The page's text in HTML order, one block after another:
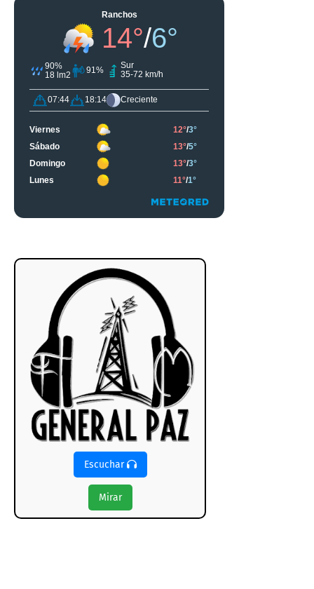
Escuchar
Mirar